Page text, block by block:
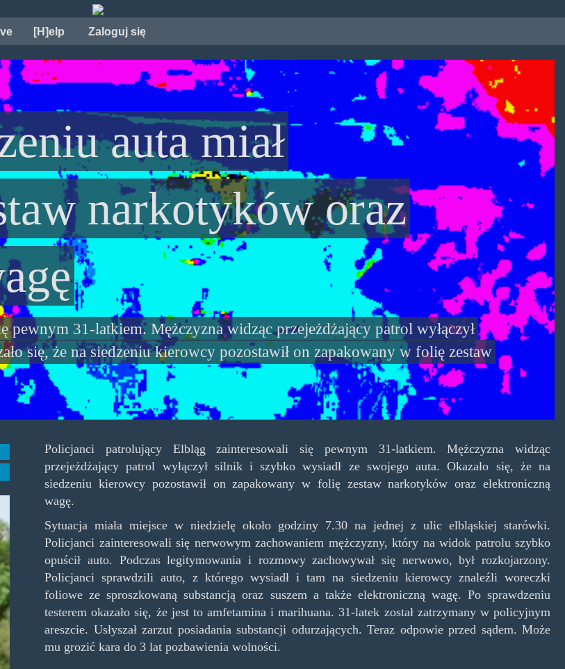
[H]elp Zaloguj się
auta miał
narkotyków oraz
31-latkiem. Mężczyzna widząc przejeżdżający patrol wyłączył
się, że na siedzeniu kierowcy pozostawił on zapakowany w folię zestaw
Policjanci patrolujący Elbląg zainteresowali się pewnym 31-latkiem. Mężczyzna widząc
przejeżdżający patrol wyłączył silnik i szybko wysiadł ze swojego auta. Okazało się, że na
siedzeniu kierowcy pozostawił on zapakowany w folię zestaw narkotyków oraz elektroniczną
wagę.
Sytuacja miała miejsce w niedzielę około godziny 7.30 na jednej z ulic elbląskiej starówki.
Policjanci zainteresowali się nerwowym zachowaniem mężczyzny, który na widok patrolu szybko
opuścił auto. Podczas legitymowania i rozmowy zachowywał się nerwowo, był rozkojarzony.
Policjanci sprawdzili auto, z którego wysiadł i tam na siedzeniu kierowcy znaleźli woreczki
foliowe ze sproszkowaną substancją oraz suszem a także elektroniczną wagę. Po sprawdzeniu
testerem okazało się, że jest to amfetamina i marihuana. 31-latek został zatrzymany w policyjnym
areszcie. Usłyszał zarzut posiadania substancji odurzających. Teraz odpowie przed sądem. Może
mu grozić kara do 3 lat pozbawienia wolności.